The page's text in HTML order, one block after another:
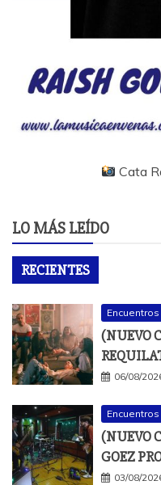
Cata
LO MÁS LEÍDO
RECIENTES
Encuentros
(NUEVO
06/08/
Encuentros
(NUEVO
GOEZ
03/08/